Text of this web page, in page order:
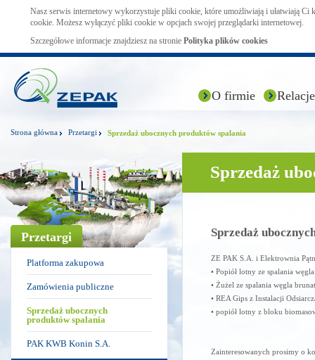
Nasz serwis internetowy wykorzystuje pliki cookie, które umożliwiają i ułatwiają Ci
cookie. Możesz wyłączyć pliki cookie w opcjach swojej przeglądarki internetowej.
Szczegółowe informacje znajdziesz na stronie Polityka plików cookies
O firmie
Strona główna Przetargi Sprzedaż ubocznych produktów spalania
Przetargi
Platforma zakupowa
Zamówienia publiczne
Sprzedaż ubocznych
produktów spalania
PAK KWB Konin S.A.
Sprzedaż
Sprzedaż
ZE PAK S.A. i Elektrownia
• Popiół lotny ze spalania
• Żużel ze spalania węgla
• REA Gips z Instalacji
• popiół lotny z bloku
Zainteresowanych prosimy o